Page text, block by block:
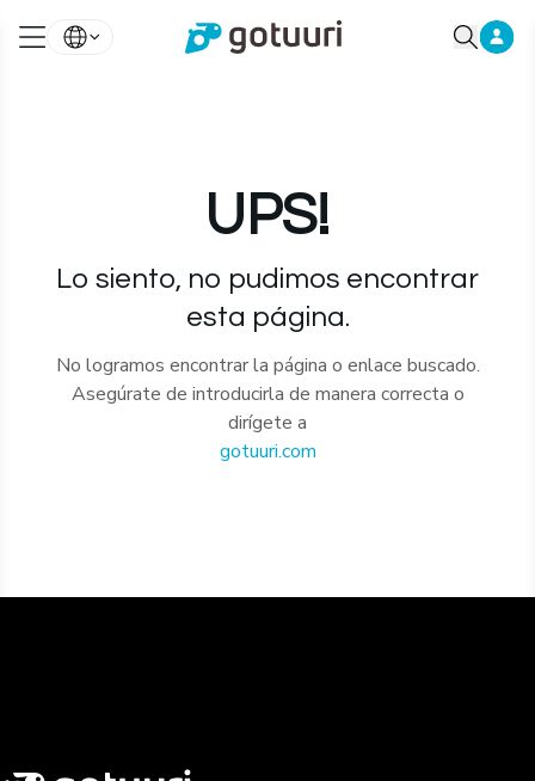
UPS!
Lo siento, no pudimos encontrar
esta página.
No logramos encontrar la página o enlace buscado.
Asegúrate de introducirla de manera correcta o
dirígete a
gotuuri.com